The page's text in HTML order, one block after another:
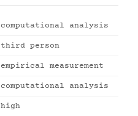
computational analysis
third person
empirical measurement
computational analysis
high